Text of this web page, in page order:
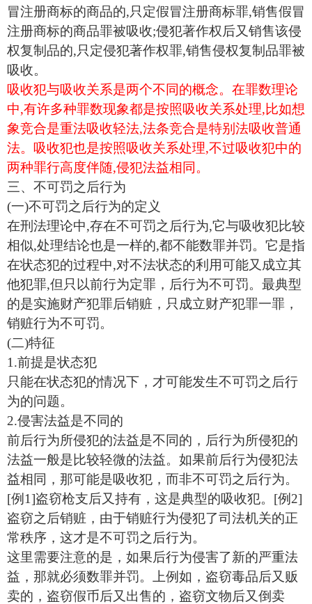
冒注册商标的商品的,只定假冒注册商标罪,销售假冒
注册商标的商品罪被吸收;侵犯著作权后又销售该侵
权复制品的,只定侵犯著作权罪,销售侵权复制品罪被
吸收。
吸收犯与吸收关系是两个不同的概念。在罪数理论
中,有许多种罪数现象都是按照吸收关系处理,比如想
象竞合是重法吸收轻法,法条竞合是特别法吸收普通
法。吸收犯也是按照吸收关系处理,不过吸收犯中的
两种罪行高度伴随,侵犯法益相同。
三、不可罚之后行为
(一)不可罚之后行为的定义
在刑法理论中,存在不可罚之后行为,它与吸收犯比较
相似,处理结论也是一样的,都不能数罪并罚。它是指
在状态犯的过程中,对不法状态的利用可能又成立其
他犯罪,但只以前行为定罪，后行为不可罚。最典型
的是实施财产犯罪后销赃，只成立财产犯罪一罪，
销赃行为不可罚。
(二)特征
1.前提是状态犯
只能在状态犯的情况下，才可能发生不可罚之后行
为的问题。
2.侵害法益是不同的
前后行为所侵犯的法益是不同的，后行为所侵犯的
法益一般是比较轻微的法益。如果前后行为侵犯法
益相同，那可能是吸收犯，而非不可罚之后行为。
[例1]盗窃枪支后又持有，这是典型的吸收犯。[例2]
盗窃之后销赃，由于销赃行为侵犯了司法机关的正
常秩序，这才是不可罚之后行为。
这里需要注意的是，如果后行为侵害了新的严重法
益，那就必须数罪并罚。上例如，盗窃毒品后又贩
卖的，盗窃假币后又出售的，盗窃文物后又倒卖